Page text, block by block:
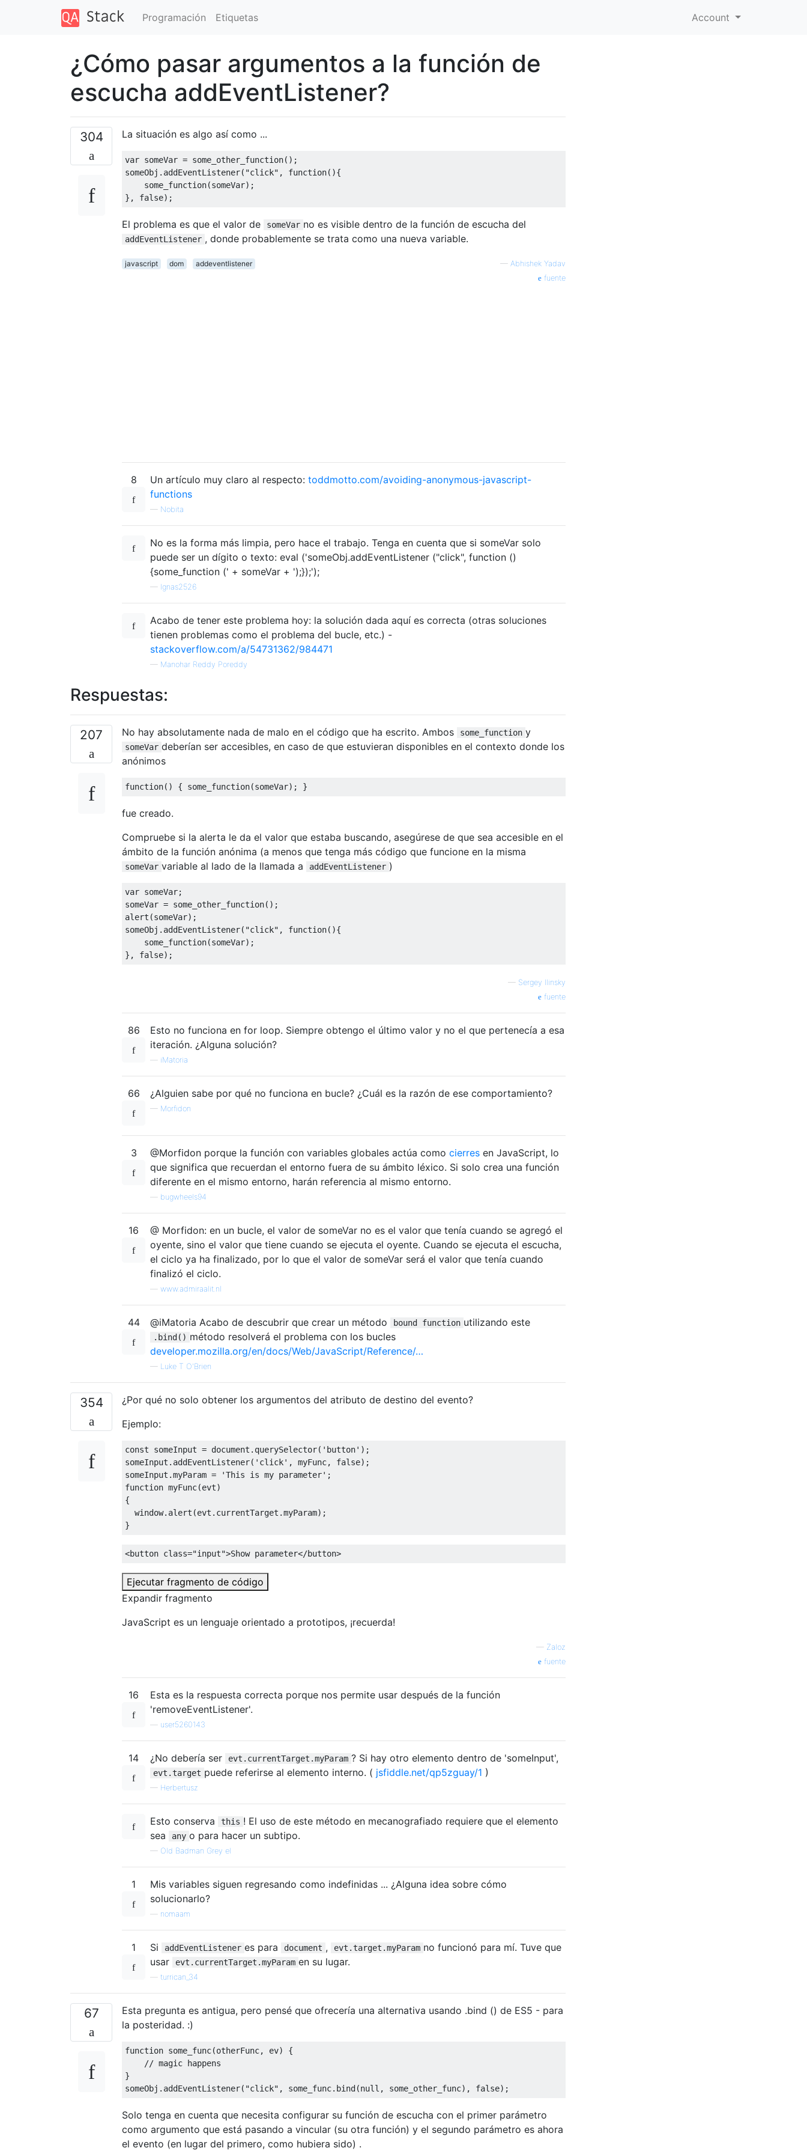
Programación Etiquetas Account
¿Cómo pasar argumentos a la función de
escucha addEventListener?
304 La situación es algo así como ...
var someVar = some_other_function();
someObj . addEventListener( "click" , function(){
    some_function
(someVar);
},
false);
El problema es que el valor de someVar no es visible dentro de la función de escucha del
addEventListener , donde probablemente se trata como una nueva variable.
javascript dom addeventlistener — Abhishek Yadav
fuente
8 Un artículo muy claro al respecto: toddmotto.com/avoiding-anonymous-javascript-
functions
— Nobita
No es la forma más limpia, pero hace el trabajo. Tenga en cuenta que si someVar solo
puede ser un dígito o texto: eval ('someObj.addEventListener ("click", function ()
{some_function (' + someVar + ');});');
— Ignas2526
Acabo de tener este problema hoy: la solución dada aquí es correcta (otras soluciones
tienen problemas como el problema del bucle, etc.) -
stackoverflow.com/a/54731362/984471
— Manohar Reddy Poreddy
Respuestas:
207 No hay absolutamente nada de malo en el código que ha escrito. Ambos some_function y
someVar deberían ser accesibles, en caso de que estuvieran disponibles en el contexto donde los
anónimos
function() { some_function(someVar); }
fue creado.
Compruebe si la alerta le da el valor que estaba buscando, asegúrese de que sea accesible en el
ámbito de la función anónima (a menos que tenga más código que funcione en la misma
someVar variable al lado de la llamada a addEventListener )
var someVar;
someVar = some_other_function();
alert (someVar);
someObj . addEventListener( "click" , function(){
    some_function
(someVar);
},
false);
— Sergey Ilinsky
fuente
86
Esto no funciona en for loop. Siempre obtengo el último valor y no el que pertenecía a esa
iteración. ¿Alguna solución?
iMatoria
66 ¿Alguien sabe por qué no funciona en bucle? ¿Cuál es la razón de ese comportamiento?
— Morfidon
3 @Morfidon porque la función con variables globales actúa como cierres en JavaScript, lo
que significa que recuerdan el entorno fuera de su ámbito léxico. Si solo crea una función
diferente en el mismo entorno, harán referencia al mismo entorno.
bugwheels94
16
@ Morfidon: en un bucle, el valor de someVar no es el valor que tenía cuando se agregó el
oyente, sino el valor que tiene cuando se ejecuta el oyente. Cuando se ejecuta el escucha,
el ciclo ya ha finalizado, por lo que el valor de someVar será el valor que tenía cuando
finalizó el ciclo.
www.admiraalit.nl
44 @iMatoria Acabo de descubrir que crear un método bound function utilizando este
.bind() método resolverá el problema con los bucles
developer.mozilla.org/en/docs/Web/JavaScript/Reference/…
— Luke T O'Brien
354
¿Por qué no solo obtener los argumentos del atributo de destino del evento?
Ejemplo:
const someInput = document . querySelector( 'button' );
someInput . addEventListener( 'click' , myFunc, false);
someInput .myParam = 'This is my parameter' ;
function myFunc(evt)
{
  window
. alert (evt . currentTarget .myParam);
}
<button class="input">Show parameter</button>
Ejecutar fragmento de código
Expandir fragmento
JavaScript es un lenguaje orientado a prototipos, ¡recuerda!
— Zaloz
fuente
16
Esta es la respuesta correcta porque nos permite usar después de la función
'removeEventListener'.
user5260143
14 ¿No debería ser evt.currentTarget.myParam ? Si hay otro elemento dentro de 'someInput',
evt.target puede referirse al elemento interno. ( jsfiddle.net/qp5zguay/1 )
— Herbertusz
Esto conserva this ! El uso de este método en mecanografiado requiere que el elemento
sea
any o para hacer un subtipo.
— Old Badman Grey el
1
Mis variables siguen regresando como indefinidas ... ¿Alguna idea sobre cómo
solucionarlo?
nomaam
1 Si addEventListener es para document , evt.target.myParam no funcionó para mí. Tuve que
usar
evt.currentTarget.myParam en su lugar.
turrican_34
67
Esta pregunta es antigua, pero pensé que ofrecería una alternativa usando .bind () de ES5 - para
la posteridad. :)
function some_func(otherFunc, ev)
{
// magic happens
}
someObj . addEventListener( "click" , some_func. bind(null , some_other_func), false);
Solo tenga en cuenta que necesita configurar su función de escucha con el primer parámetro
como argumento que está pasando a vincular (su otra función) y el segundo parámetro es ahora
el evento (en lugar del primero, como hubiera sido) .